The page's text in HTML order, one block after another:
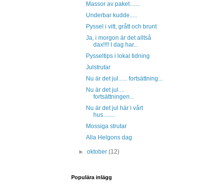
Massor av paket.......
Underbar kudde.....
Pyssel i vitt, grått och brunt
Ja, i morgon är det alltså
dax!!!! I dag har...
Pysseltips i lokal tidning
Julstrutar
Nu är det jul...... fortsättning...
Nu är det jul....
fortsättningen...
Nu är det jul här i vårt
hus........
Mossiga strutar
Alla Helgons dag
►oktober(12)
Populära inlägg